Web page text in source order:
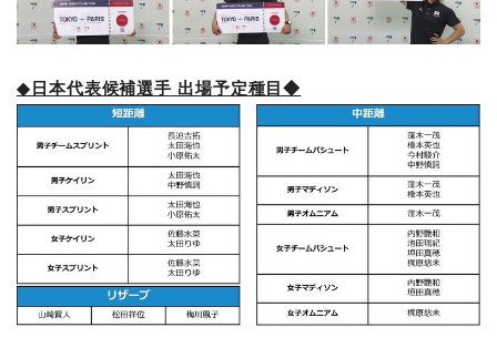
◆日本代表候補選手 出場予定種目◆